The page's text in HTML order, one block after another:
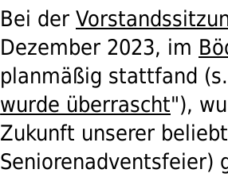
Bei der
Dezember 2023, im
planmäßig stattfand (s.
wurde überrascht"),
Zukunft unserer
Seniorenadventsfeier)